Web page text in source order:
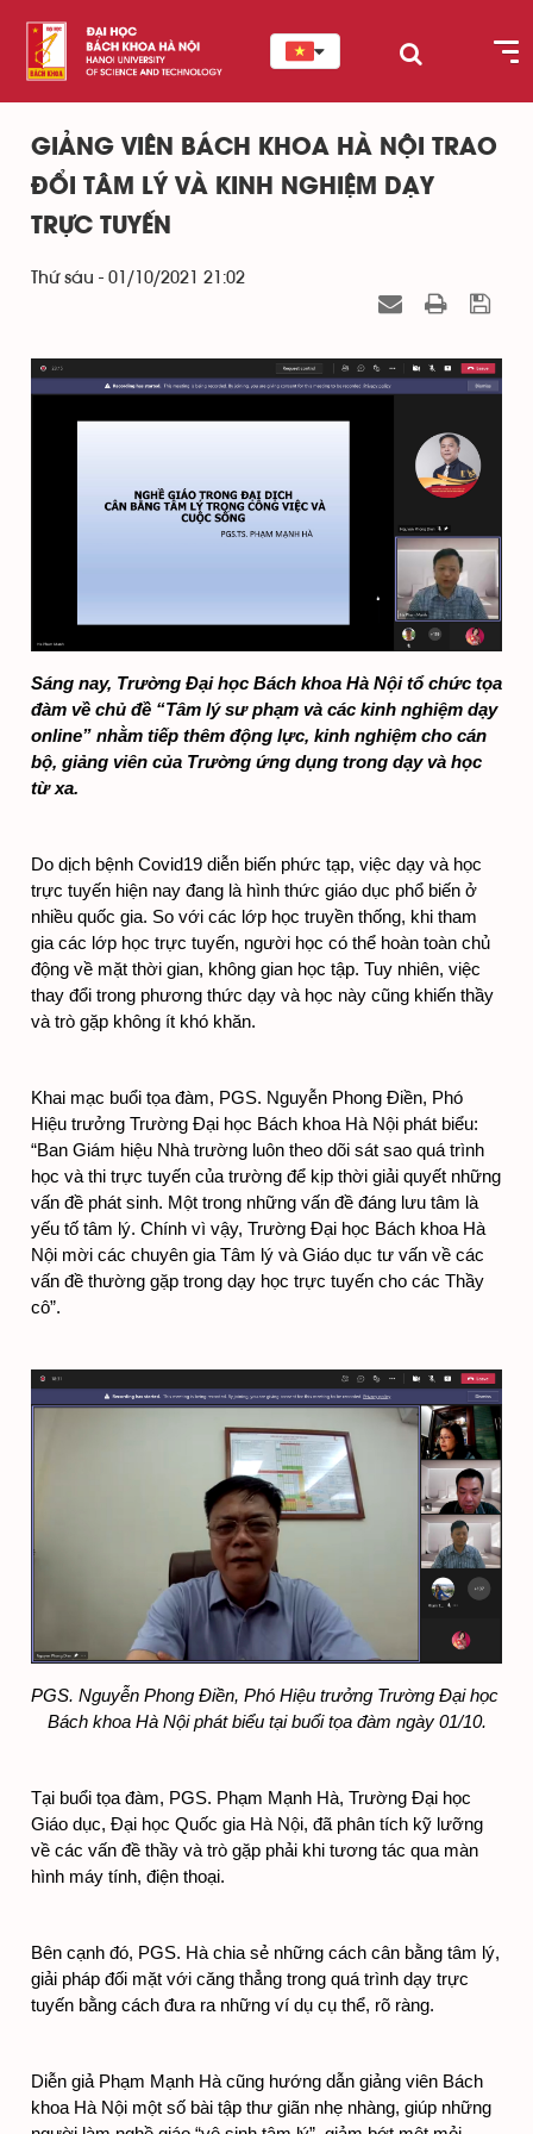
GIẢNG VIÊN BÁCH KHOA HÀ NỘI TRAO
ĐỔI TÂM LÝ VÀ KINH NGHIỆM DẠY
TRỰC TUYẾN
Thứ sáu - 01/10/2021 21:02
Sáng nay, Trường Đại học Bách khoa Hà Nội tổ chức tọa
đàm về chủ đề “Tâm lý sư phạm và các kinh nghiệm dạy
online” nhằm tiếp thêm động lực, kinh nghiệm cho cán
bộ, giảng viên của Trường ứng dụng trong dạy và học
từ xa.
Do dịch bệnh Covid19 diễn biến phức tạp, việc dạy và học
trực tuyến hiện nay đang là hình thức giáo dục phổ biến ở
nhiều quốc gia. So với các lớp học truyền thống, khi tham
gia các lớp học trực tuyến, người học có thể hoàn toàn chủ
động về mặt thời gian, không gian học tập. Tuy nhiên, việc
thay đổi trong phương thức dạy và học này cũng khiến thầy
và trò gặp không ít khó khăn.
Khai mạc buổi tọa đàm, PGS. Nguyễn Phong Điền, Phó
Hiệu trưởng Trường Đại học Bách khoa Hà Nội phát biểu:
“Ban Giám hiệu Nhà trường luôn theo dõi sát sao quá trình
học và thi trực tuyến của trường để kịp thời giải quyết những
vấn đề phát sinh. Một trong những vấn đề đáng lưu tâm là
yếu tố tâm lý. Chính vì vậy, Trường Đại học Bách khoa Hà
Nội mời các chuyên gia Tâm lý và Giáo dục tư vấn về các
vấn đề thường gặp trong dạy học trực tuyến cho các Thầy
cô”.
PGS. Nguyễn Phong Điền, Phó Hiệu trưởng Trường Đại học
Bách khoa Hà Nội phát biểu tại buổi tọa đàm ngày 01/10.
Tại buổi tọa đàm, PGS. Phạm Mạnh Hà, Trường Đại học
Giáo dục, Đại học Quốc gia Hà Nội, đã phân tích kỹ lưỡng
về các vấn đề thầy và trò gặp phải khi tương tác qua màn
hình máy tính, điện thoại.
Bên cạnh đó, PGS. Hà chia sẻ những cách cân bằng tâm lý,
giải pháp đối mặt với căng thẳng trong quá trình dạy trực
tuyến bằng cách đưa ra những ví dụ cụ thể, rõ ràng.
Diễn giả Phạm Mạnh Hà cũng hướng dẫn giảng viên Bách
khoa Hà Nội một số bài tập thư giãn nhẹ nhàng, giúp những